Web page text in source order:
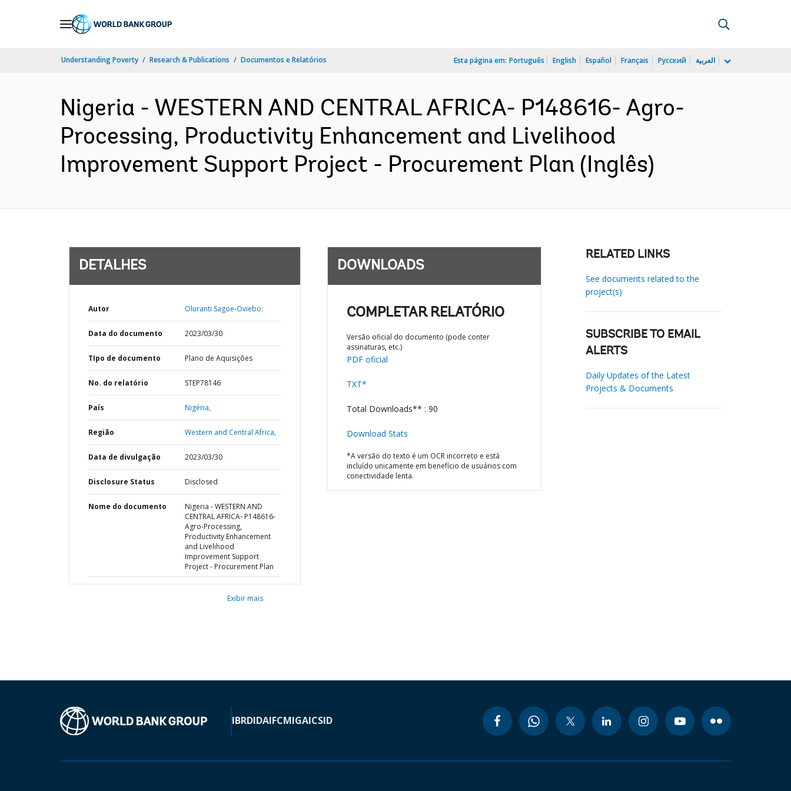
Understanding Poverty Research & Publications Documentos e Relatórios Esta página em: Português English Español Français Русский العربية
Nigeria - WESTERN AND CENTRAL AFRICA- P148616- Agro-
Processing, Productivity Enhancement and Livelihood
Improvement Support Project - Procurement Plan (Inglês)
DETALHES
Autor Oluranti Sagoe-Oviebo;
Data do documento 2023/03/30
TIpo de documento Plano de Aquisições
No. do relatório STEP78146
País Nigéria,
Região Western and Central Africa,
Data de divulgação 2023/03/30
Disclosure Status Disclosed
Nome do documento
Nigeria - WESTERN AND
CENTRAL AFRICA- P148616-
Agro-Processing,
Productivity Enhancement
and Livelihood
Improvement Support
Project - Procurement Plan
Exibir mais
DOWNLOADS
COMPLETAR RELATÓRIO
Versão oficial do documento (pode conter
assinaturas, etc.)
PDF oficial
TXT*
Total Downloads** : 90
Download Stats
*A versão do texto é um OCR incorreto e está
incluído unicamente em benefício de usuários com
conectividade lenta.
RELATED LINKS
See documents related to the
project(s)
SUBSCRIBE TO EMAIL
ALERTS
Daily Updates of the Latest
Projects & Documents
IBRDIDAIFCMIGAICSID